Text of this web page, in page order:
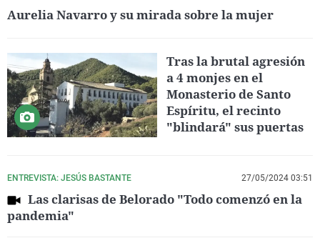
Aurelia Navarro y su mirada sobre la mujer
Tras la brutal agresión
a 4 monjes en el
Monasterio de Santo
Espíritu, el recinto
"blindará" sus puertas
ENTREVISTA: JESÚS BASTANTE 27/05/2024 03:51
Las clarisas de Belorado "Todo comenzó en la
pandemia"